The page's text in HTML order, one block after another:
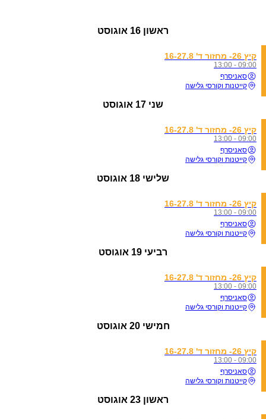
ראשון 16 אוגוסט
קיץ 26- מחזור ד' 16-27.8
09:00 - 13:00
סאניסרף
קייטנות וקורסי גלישה
שני 17 אוגוסט
קיץ 26- מחזור ד' 16-27.8
09:00 - 13:00
סאניסרף
קייטנות וקורסי גלישה
שלישי 18 אוגוסט
קיץ 26- מחזור ד' 16-27.8
09:00 - 13:00
סאניסרף
קייטנות וקורסי גלישה
רביעי 19 אוגוסט
קיץ 26- מחזור ד' 16-27.8
09:00 - 13:00
סאניסרף
קייטנות וקורסי גלישה
חמישי 20 אוגוסט
קיץ 26- מחזור ד' 16-27.8
09:00 - 13:00
סאניסרף
קייטנות וקורסי גלישה
ראשון 23 אוגוסט